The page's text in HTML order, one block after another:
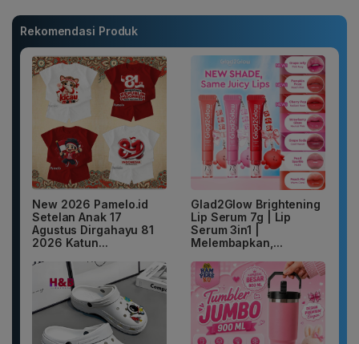
Rekomendasi Produk
New 2026 Pamelo.id
Setelan Anak 17
Agustus Dirgahayu 81
2026 Katun...
Glad2Glow Brightening
Lip Serum 7g | Lip
Serum 3in1 |
Melembapkan,...